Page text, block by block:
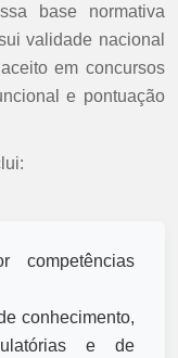
base normativa
validade nacional
em concursos
e pontuação
competências
conhecimento,
e de